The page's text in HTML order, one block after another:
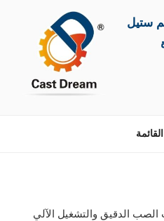
ستيل
القائمة
الدقيق والتشغيل الآلي